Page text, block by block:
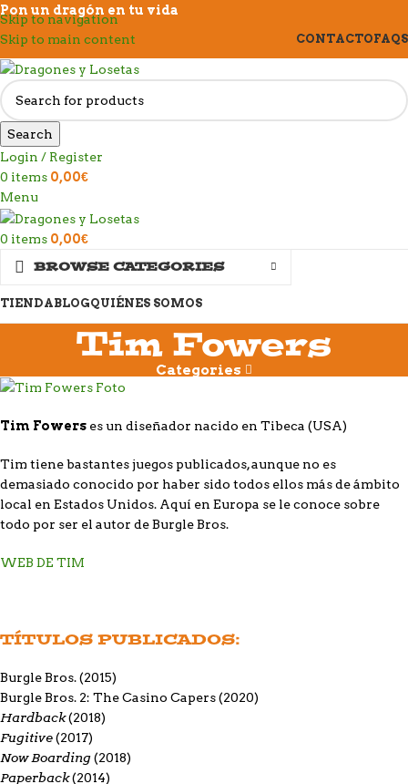
Skip to navigation
Skip to main content
Pon un dragón en tu vida
CONTACTOFAQS
Search
Login / Register
0 items 0,00€
Menu
0 items 0,00€
BROWSE CATEGORIES
TIENDABLOGQUIÉNES SOMOS
Tim Fowers
Categories
Tim Fowers es un diseñador nacido en Tibeca (USA)
Tim tiene bastantes juegos publicados, aunque no es
demasiado conocido por haber sido todos ellos más de ámbito
local en Estados Unidos. Aquí en Europa se le conoce sobre
todo por ser el autor deBurgle Bros.
WEB DE TIM
TÍTULOS PUBLICADOS:
Burgle Bros.(2015)
Burgle Bros. 2: The Casino Capers(2020)
Hardback(2018)
Fugitive(2017)
Now Boarding(2018)
Paperback(2014)